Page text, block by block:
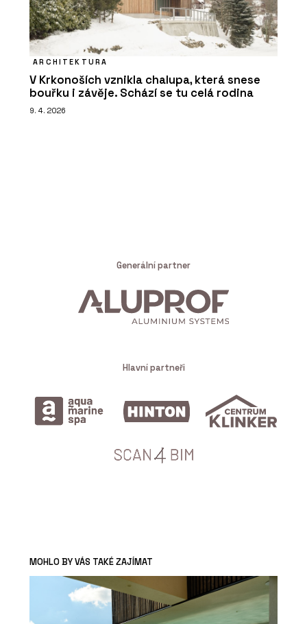
ARCHITEKTURA
V Krkonoších vznikla chalupa, která snese
bouřku i závěje. Schází se tu celá rodina
9. 4. 2026
Generální partner
Hlavní partneři
MOHLO BY VÁS TAKÉ ZAJÍMAT